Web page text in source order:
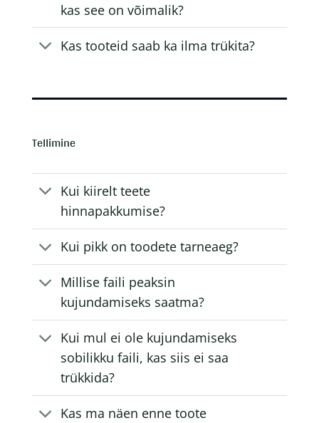
kas see on võimalik?
Kas tooteid saab ka ilma trükita?
Tellimine
Kui kiirelt teete
hinnapakkumise?
Kui pikk on toodete tarneaeg?
Millise faili peaksin
kujundamiseks saatma?
Kui mul ei ole kujundamiseks
sobilikku faili, kas siis ei saa
trükkida?
Kas ma näen enne toote